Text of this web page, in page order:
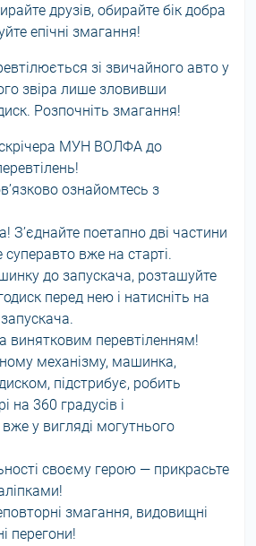
друзів, обирайте бік добра
епічні змагання!
зі звичайного авто у
звіра лише зловивши
Розпочніть змагання!
скрічера МУН ВОЛФА до
ознайомтесь з
З’єднайте поетапно дві частини
вже на старті.
до запускача, розташуйте
перед нею і натисніть на
винятковим перевтіленням!
механізму, машинка,
підстрибує, робить
на 360 градусів і
у вигляді могутнього
своєму герою — прикрасьте
змагання, видовищні
перегони!